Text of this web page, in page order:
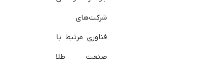
شرکت‌های
فناوری مرتبط با
صنعت طلا